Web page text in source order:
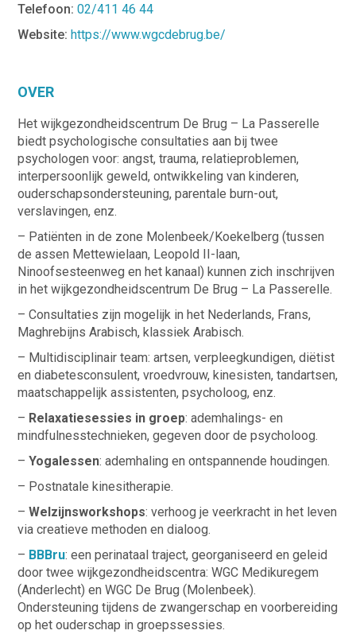
Telefoon: 02/411 46 44
Website:https://www.wgcdebrug.be/
OVER
Het wijkgezondheidscentrum De Brug – La Passerelle
biedt psychologische consultaties aan bij twee
psychologen voor: angst, trauma, relatieproblemen,
interpersoonlijk geweld, ontwikkeling van kinderen,
ouderschapsondersteuning, parentale burn-out,
verslavingen, enz.
– Patiënten in de zone Molenbeek/Koekelberg (tussen
de assen Mettewielaan, Leopold II-laan,
Ninoofsesteenweg en het kanaal) kunnen zich inschrijven
in het wijkgezondheidscentrum De Brug – La Passerelle.
– Consultaties zijn mogelijk in het Nederlands, Frans,
Maghrebijns Arabisch, klassiek Arabisch.
– Multidisciplinair team: artsen, verpleegkundigen, diëtist
en diabetesconsulent, vroedvrouw, kinesisten, tandartsen,
maatschappelijk assistenten, psycholoog, enz.
– Relaxatiesessies in groep: ademhalings- en
mindfulnesstechnieken, gegeven door de psycholoog.
–Yogalessen: ademhaling en ontspannende houdingen.
– Postnatale kinesitherapie.
–Welzijnsworkshops: verhoog je veerkracht in het leven
via creatieve methoden en dialoog.
– BBBru: een perinataal traject, georganiseerd en geleid
door twee wijkgezondheidscentra: WGC Medikuregem
(Anderlecht) en WGC De Brug (Molenbeek).
Ondersteuning tijdens de zwangerschap en voorbereiding
op het ouderschap in groepssessies.